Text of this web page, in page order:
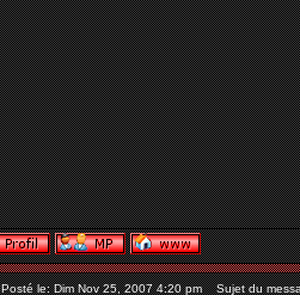
Posté le: Dim Nov 25, 2007 4:20 pm Sujet du